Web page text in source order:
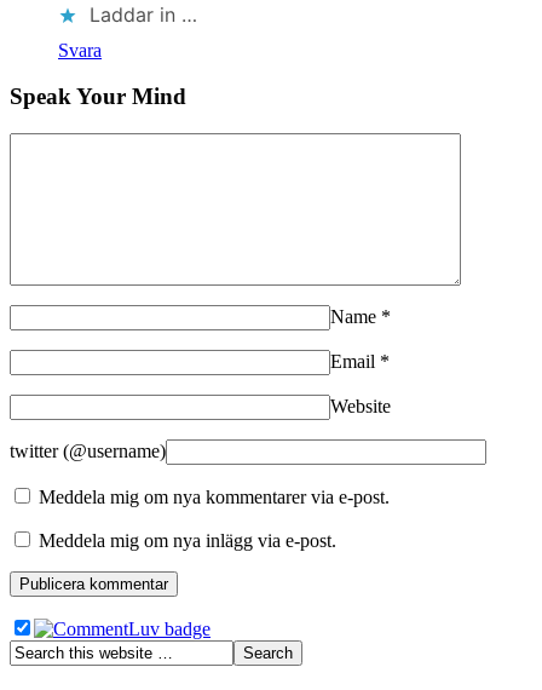
Laddar in …
Svara
Speak Your Mind
Name *
Email *
Website
twitter (@username)
Meddela mig om nya kommentarer via e-post.
Meddela mig om nya inlägg via e-post.